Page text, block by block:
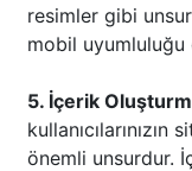
resimler gibi
mobil uyumluluğu
5. İçerik
önemli unsurdur.